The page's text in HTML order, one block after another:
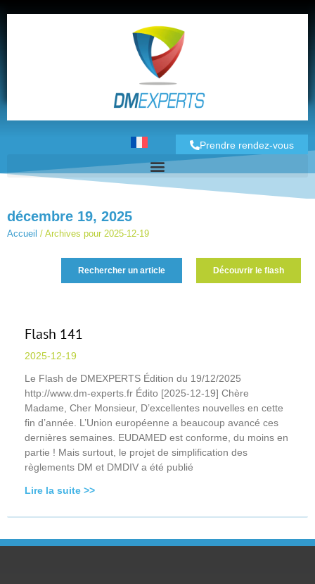
Prendre rendez-vous
décembre 19, 2025
Accueil / Archives pour 2025-12-19
Rechercher un article Découvrir le flash
Flash 141
2025-12-19
Le Flash de DMEXPERTS Édition du 19/12/2025
http://www.dm-experts.fr Édito [2025-12-19] Chère
Madame, Cher Monsieur, D’excellentes nouvelles en cette
fin d’année. L’Union européenne a beaucoup avancé ces
dernières semaines. EUDAMED est conforme, du moins en
partie ! Mais surtout, le projet de simplification des
règlements DM et DMDIV a été publié
Lire la suite >>